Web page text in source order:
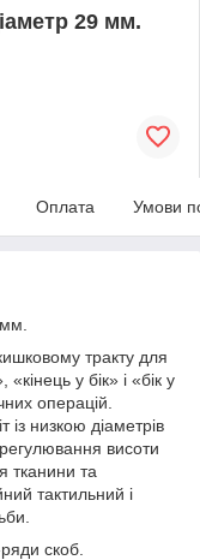
29 мм.
Оплата Умови
тракту для
у бік» і «бік у
операцій.
із низкою діаметрів
висоти
тканини та
тактильний і
скоб.